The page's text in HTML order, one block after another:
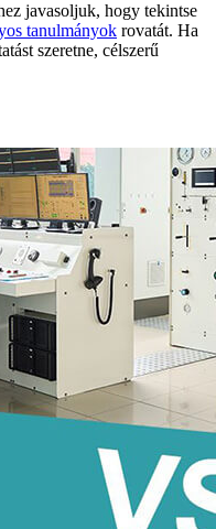
javasoljuk, hogy tekintse
tanulmányok rovatát. Ha
szeretne, célszerű